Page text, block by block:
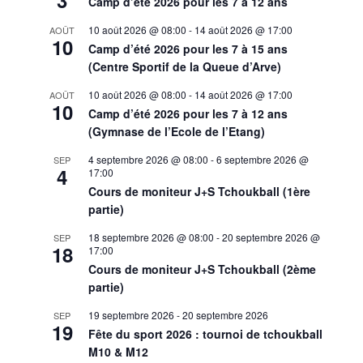
AOÛT
10
10 août 2026 @ 08:00 - 14 août 2026 @ 17:00
Camp d’été 2026 pour les 7 à 15 ans
(Centre Sportif de la Queue d’Arve)
AOÛT
10
10 août 2026 @ 08:00 - 14 août 2026 @ 17:00
Camp d’été 2026 pour les 7 à 12 ans
(Gymnase de l’Ecole de l’Etang)
SEP
4
4 septembre 2026 @ 08:00 -6 septembre 2026 @
17:00
Cours de moniteur J+S Tchoukball (1ère
partie)
SEP
18
18 septembre 2026 @ 08:00 -20 septembre 2026 @
17:00
Cours de moniteur J+S Tchoukball (2ème
partie)
SEP
19
19 septembre 2026 -20 septembre 2026
Fête du sport 2026 : tournoi de tchoukball
M10 & M12